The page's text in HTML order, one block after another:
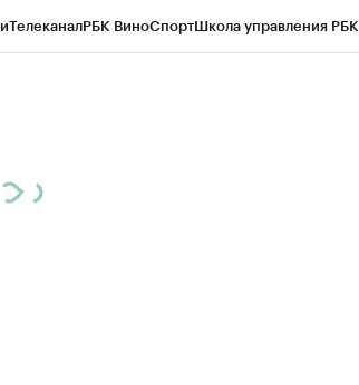
ТелеканалРБК ВиноСпортШкола управления РБК